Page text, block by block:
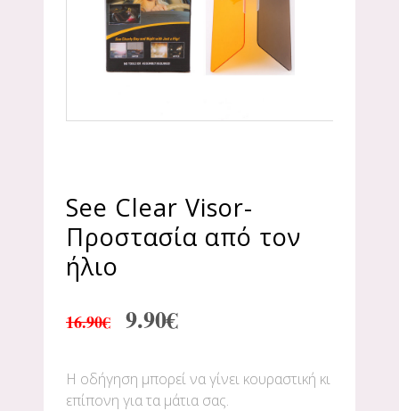
See Clear Visor-
Προστασία από τον
ήλιο
16.90€ 9.90€
Η οδήγηση μπορεί να γίνει κουραστική κι
επίπονη για τα μάτια σας.